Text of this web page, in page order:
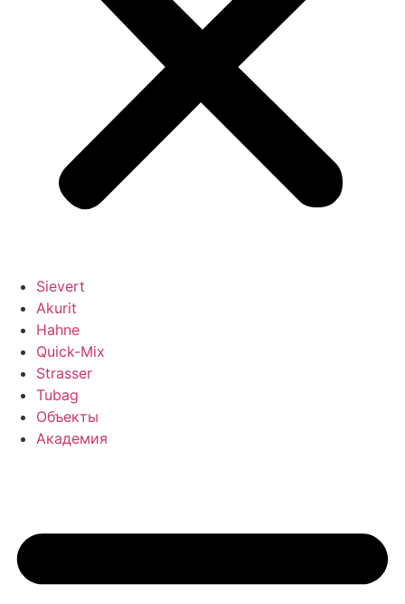
Sievert
Akurit
Hahne
Quick-Mix
Strasser
Tubag
Объекты
Академия